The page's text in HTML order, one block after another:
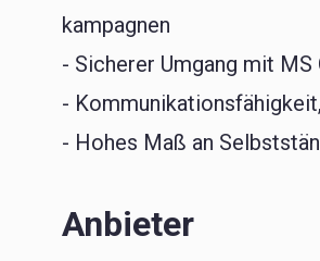
kampagnen
- Sicherer Umgang mit
-
- Hohes Maß an
Anbieter